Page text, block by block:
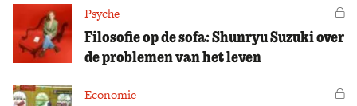
Psyche
Filosofie op de sofa: Shunryu Suzuki over
de problemen van het leven
Economie